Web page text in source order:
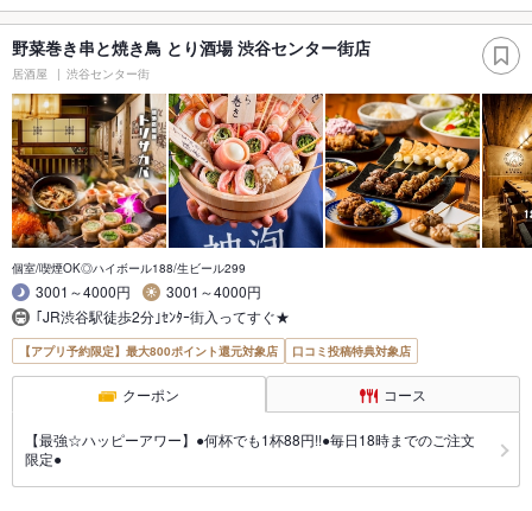
野菜巻き串と焼き鳥 とり酒場 渋谷センター街店
居酒屋 渋谷センター街
個室/喫煙OK◎ハイボール188/生ビール299
3001～4000円
3001～4000円
｢JR渋谷駅徒歩2分｣ｾﾝﾀｰ街入ってすぐ★
【アプリ予約限定】最大800ポイント還元対象店 口コミ投稿特典対象店
クーポン コース
【最強☆ハッピーアワー】●何杯でも1杯88円!!●毎日18時までのご注文
限定●